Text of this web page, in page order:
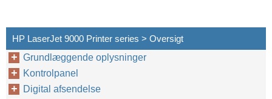
HP LaserJet 9000 Printer series > Oversigt
Grundlæggende oplysninger
Kontrolpanel
Digital afsendelse